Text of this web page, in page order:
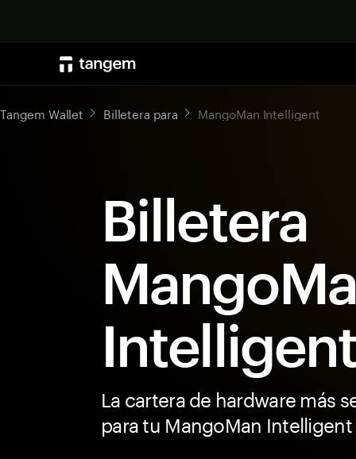
Tangem Wallet Billetera para MangoMan Intelligent
Billetera
Intelligent
La cartera de hardware más
para tu MangoMan Intelligent